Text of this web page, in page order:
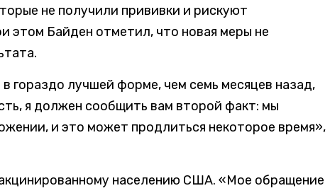
не получили прививки и рискуют
этом Байден отметил, что новая меры не
гораздо лучшей форме, чем семь месяцев назад,
я должен сообщить вам второй факт: мы
и это может продлиться некоторое время»,
населению США. «Мое обращение